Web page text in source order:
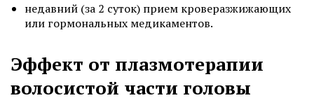
недавний (за 2 суток) прием кроверазжижающих
или гормональных медикаментов.
Эффект от плазмотерапии
волосистой части головы